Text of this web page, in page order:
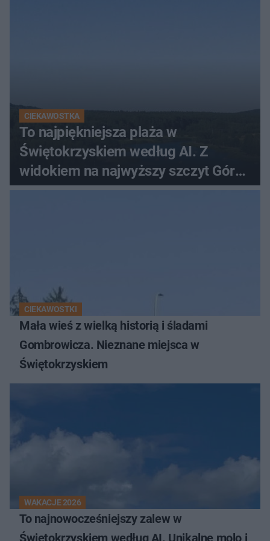
CIEKAWOSTKA
To najpiękniejsza plaża w
Świętokrzyskiem według AI. Z
widokiem na najwyższy szczyt Gór
Świętokrzyskich
CIEKAWOSTKI
Mała wieś z wielką historią i śladami
Gombrowicza. Nieznane miejsca w
Świętokrzyskiem
WAKACJE 2026
To najnowocześniejszy zalew w
Świętokrzyskiem według AI. Unikalne molo i